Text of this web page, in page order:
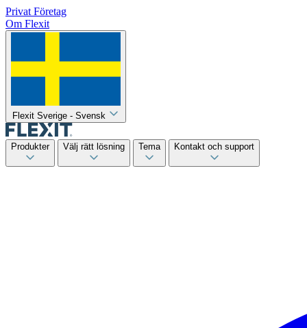
Privat Företag
Om Flexit
Flexit Sverige - Svensk
Produkter Välj rätt lösning Tema Kontakt och support